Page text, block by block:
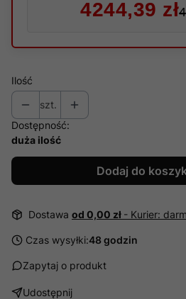
4244,39 zł
Ilość
szt.
Dostępność:
duża ilość
Dodaj do
Dostawa od 0,00 zł - Kurier:
Czas wysyłki:48 godzin
Zapytaj o produkt
Udostępnij